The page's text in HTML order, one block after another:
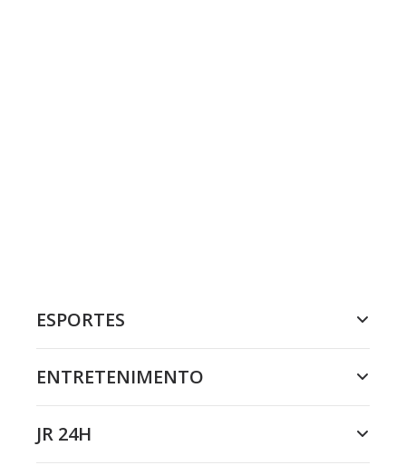
ESPORTES
ENTRETENIMENTO
JR 24H